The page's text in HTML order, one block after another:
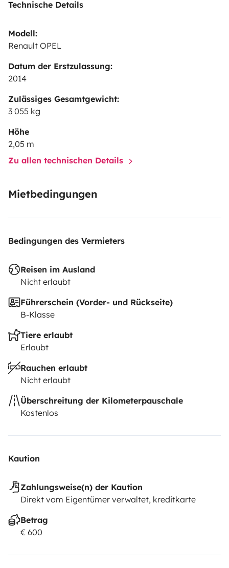
Technische Details
Modell:
Renault OPEL
Datum der Erstzulassung:
2014
Zulässiges Gesamtgewicht:
3 055 kg
Höhe
2,05 m
Zu allen technischen Details
Mietbedingungen
Bedingungen des Vermieters
Reisen im Ausland
Nicht erlaubt
Führerschein (Vorder- und Rückseite)
B-Klasse
Tiere erlaubt
Erlaubt
Rauchen erlaubt
Nicht erlaubt
Überschreitung der Kilometerpauschale
Kostenlos
Kaution
Zahlungsweise(n) der Kaution
Direkt vom Eigentümer verwaltet, kreditkarte
Betrag
€ 600